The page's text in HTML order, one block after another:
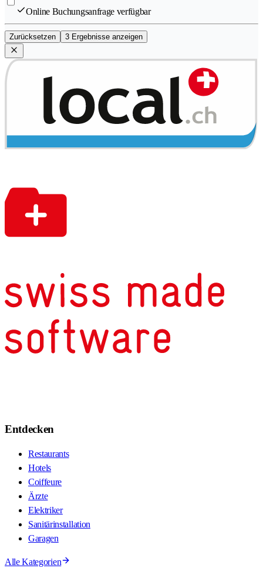
Online Buchungsanfrage verfügbar
Zurücksetzen 3 Ergebnisse anzeigen
Entdecken
Restaurants
Hotels
Coiffeure
Ärzte
Elektriker
Sanitärinstallation
Garagen
Alle Kategorien